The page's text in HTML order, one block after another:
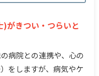
がきつい・つらいと
病院との連携や、心の
をしますが、病気やケ